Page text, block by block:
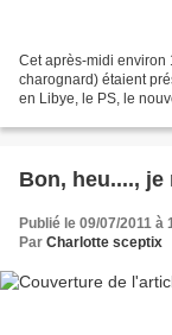
Cet après-midi environ
charognard) étaient
en Libye, le PS, le
Bon, heu....,
Publié le 09/07/2011 à
Par Charlotte sceptix